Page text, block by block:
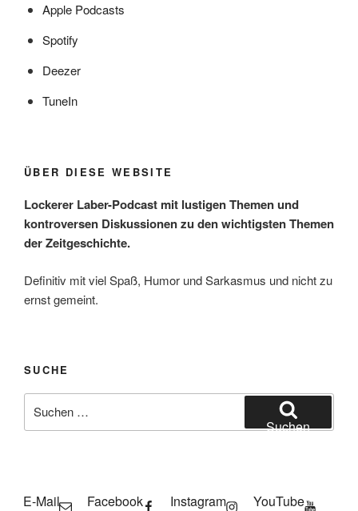
Apple Podcasts
Spotify
Deezer
TuneIn
ÜBER DIESE WEBSITE
Lockerer Laber-Podcast mit lustigen Themen und
kontroversen Diskussionen zu den wichtigsten Themen
der Zeitgeschichte.
Definitiv mit viel Spaß, Humor und Sarkasmus und nicht zu
ernst gemeint.
SUCHE
nach:
Suchen
E-Mail Facebook Instagram YouTube